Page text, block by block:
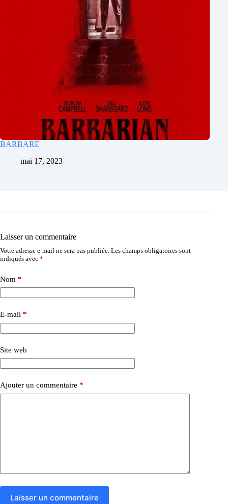
BARBARE
mai 17, 2023
Laisser un commentaire
Votre adresse e-mail ne sera pas publiée. Les champs obligatoires sont
indiqués avec *
Nom *
E-mail *
Site web
Ajouter un commentaire *
Laisser un commentaire